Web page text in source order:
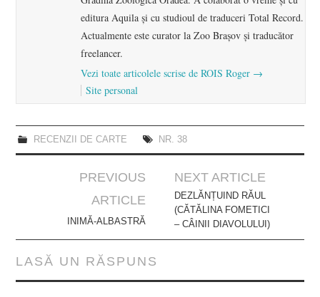
editura Aquila şi cu studioul de traduceri Total Record.
Actualmente este curator la Zoo Brașov şi traducător
freelancer.
Vezi toate articolele scrise de ROIS Roger →
Site personal
RECENZII DE CARTE NR. 38
navigation
PREVIOUS
ARTICLE
INIMĂ-ALBASTRĂ
NEXT ARTICLE
DEZLĂNȚUIND RĂUL
(CĂTĂLINA FOMETICI
– CÂINII DIAVOLULUI)
LASĂ UN RĂSPUNS